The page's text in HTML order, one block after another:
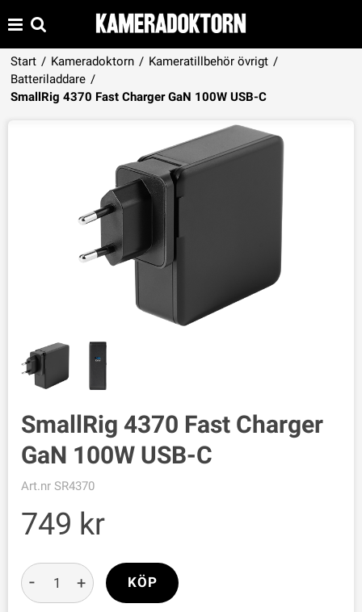
Start / Kameradoktorn / Kameratillbehör övrigt /
Batteriladdare /
SmallRig 4370 Fast Charger GaN 100W USB-C
Produkten har lagts i din varukorg
TILL KASSAN
SmallRig 4370 Fast Charger
GaN 100W USB-C
Art.nr SR4370
749
- + KÖP